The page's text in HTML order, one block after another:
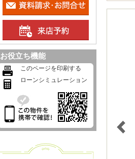
お役立ち機能
このページを印刷する
ローンシミュレーション